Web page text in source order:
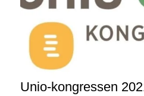
Unio-kongressen